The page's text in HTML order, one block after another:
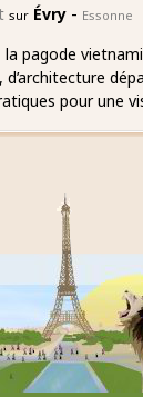
sur Évry - Essonne
pagode
d’architecture
pour une